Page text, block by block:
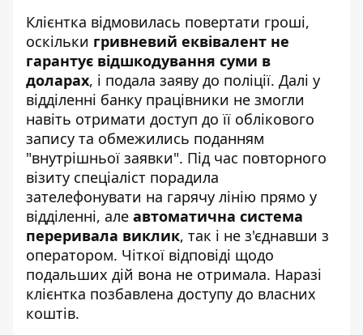
Клієнтка відмовилась повертати гроші,
оскільки гривневий еквівалент не
гарантує відшкодування суми в
доларах, і подала заяву до поліції. Далі у
відділенні банку працівники не змогли
навіть отримати доступ до її облікового
запису та обмежились поданням
"внутрішньої заявки". Під час повторного
візиту спеціаліст порадила
зателефонувати на гарячу лінію прямо у
відділенні, але автоматична система
переривала виклик, так і не з'єднавши з
оператором. Чіткої відповіді щодо
подальших дій вона не отримала. Наразі
клієнтка позбавлена доступу до власних
коштів.